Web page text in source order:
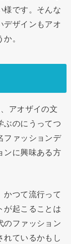
様です。そんな
デザインもアオ
。
アオザイの文
ぶのにうってつ
ファッションデ
ンに興味ある方
かつて流行って
が起こることは
のファッション
れているかもし